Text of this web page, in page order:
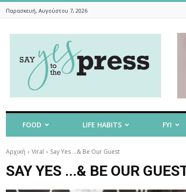
Παρασκευή, Αυγούστου 7, 2026
To
The
FOOD LIFE HABITS FYI
Αρχική Viral Say Yes ...& Be Our Guest
SAY YES ...& BE OUR